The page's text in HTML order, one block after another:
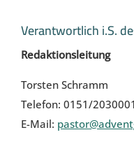
Verantwortlich i.S.
Redaktionsleitung
Torsten Schramm
Telefon: 0151/
E-Mail: